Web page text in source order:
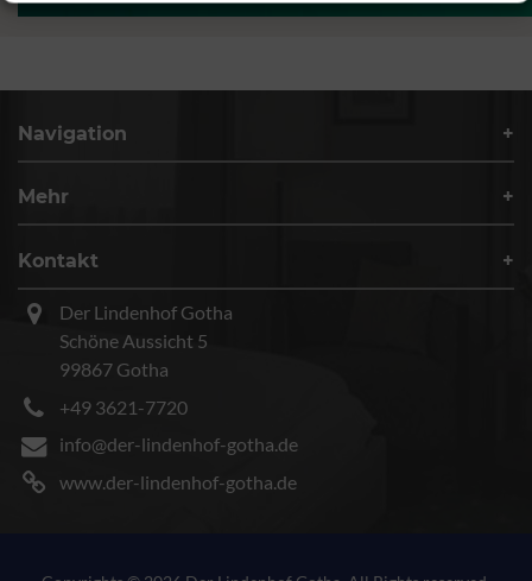
Navigation
Mehr
Kontakt
Der Lindenhof Gotha
Schöne Aussicht 5
99867 Gotha
+49 3621-7720
info@der-lindenhof-gotha.de
www.der-lindenhof-gotha.de